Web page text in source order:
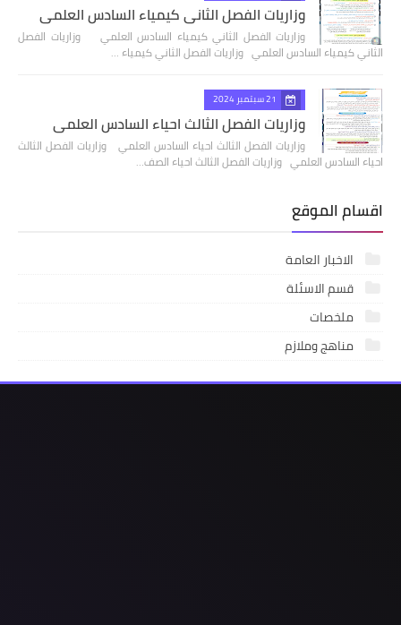
وزاريات الفصل الثاني كيمياء السادس العلمي
وزاريات الفصل الثاني كيمياء السادس العلمي وزاريات الفصل
الثاني كيمياء السادس العلمي وزاريات الفصل الثاني كيمياء …
21 سبتمبر 2024
وزاريات الفصل الثالث احياء السادس العلمي
وزاريات الفصل الثالث احياء السادس العلمي وزاريات الفصل الثالث
احياء السادس العلمي وزاريات الفصل الثالث احياء الصف…
اقسام الموقع
الاخبار العامة
قسم الاسئلة
ملخصات
مناهج وملازم